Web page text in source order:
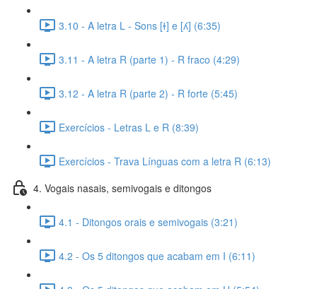
3.10 - A letra L - Sons [ɫ] e [ʎ] (6:35)
3.11 - A letra R (parte 1) - R fraco (4:29)
3.12 - A letra R (parte 2) - R forte (5:45)
Exercícios - Letras L e R (8:39)
Exercícios - Trava Línguas com a letra R (6:13)
4. Vogais nasais, semivogais e ditongos
4.1 - Ditongos orais e semivogais (3:21)
4.2 - Os 5 ditongos que acabam em I (6:11)